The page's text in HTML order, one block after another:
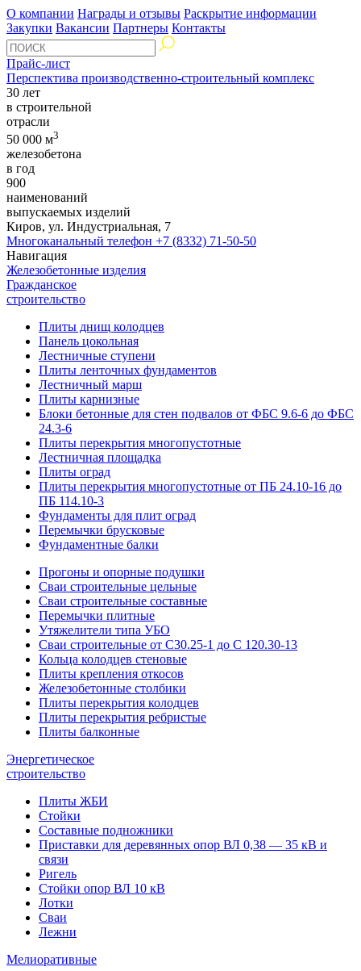
О компании Награды и отзывы Раскрытие информации
Закупки Вакансии Партнеры Контакты
Прайс-лист
Перспектива производственно-строительный комплекс
30 лет
в строительной
отрасли
50 000 м3
железобетона
в год
900
наименований
выпускаемых изделий
Киров, ул. Индустриальная, 7
Многоканальный телефон +7 (8332) 71-50-50
Навигация
Железобетонные изделия
Гражданское
строительство
Плиты днищ колодцев
Панель цокольная
Лестничные ступени
Плиты ленточных фундаментов
Лестничный марш
Плиты карнизные
Блоки бетонные для стен подвалов от ФБС 9.6-6 до ФБС
24.3-6
Плиты перекрытия многопустотные
Лестничная площадка
Плиты оград
Плиты перекрытия многопустотные от ПБ 24.10-16 до
ПБ 114.10-3
Фундаменты для плит оград
Перемычки брусковые
Фундаментные балки
Прогоны и опорные подушки
Сваи строительные цельные
Сваи строительные составные
Перемычки плитные
Утяжелители типа УБО
Сваи строительные от С30.25-1 до С 120.30-13
Кольца колодцев стеновые
Плиты крепления откосов
Железобетонные столбики
Плиты перекрытия колодцев
Плиты перекрытия ребристые
Плиты балконные
Энергетическое
строительство
Плиты ЖБИ
Стойки
Составные подножники
Приставки для деревянных опор ВЛ 0,38 — 35 кВ и
связи
Ригель
Стойки опор ВЛ 10 кВ
Лотки
Сваи
Лежни
Мелиоративные